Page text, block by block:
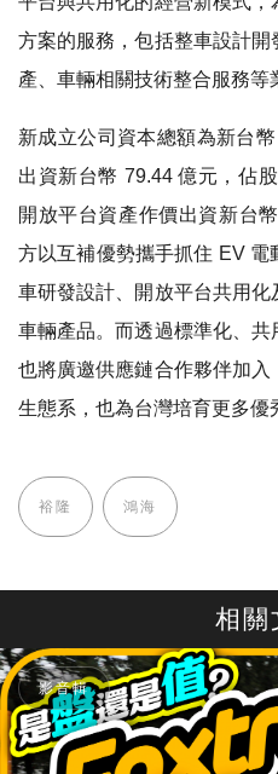
方案的服務，包括整車設計
產、車輛相關技術整合服務等
新成立公司資本總額為新台幣
出資新台幣 79.44 億元，佔
開放平台資產作價出資新台
方以互補優勢攜手抓住 EV
車研發設計、開放平台共用
車輛產品。而透過標準化、共
也將廣邀供應鏈合作夥伴加
生態系，也為台灣培育更多優
裕隆 鴻海
相關
影音輯